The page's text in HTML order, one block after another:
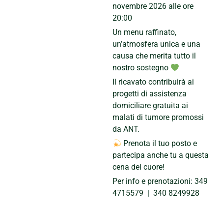
novembre 2026 alle ore
20:00
Un menu raffinato,
un’atmosfera unica e una
causa che merita tutto il
nostro sostegno
Il ricavato contribuirà ai
progetti di assistenza
domiciliare gratuita ai
malati di tumore promossi
da ANT.
Prenota il tuo posto e
partecipa anche tu a questa
cena del cuore!
Per info e prenotazioni: 349
4715579 | 340 8249928